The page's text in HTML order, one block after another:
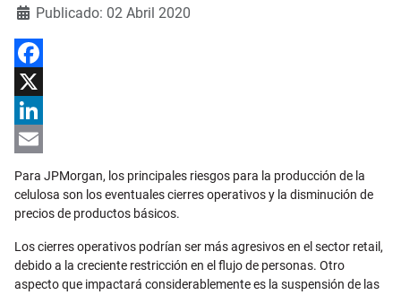
DetallesPublicado: 02 Abril 2020
Facebook
X
LinkedIn
Para JPMorgan, los principales riesgos para la producción de la
celulosa son los eventuales cierres operativos y la disminución de
precios de productos básicos.
Los cierres operativos podrían ser más agresivos en el sector retail,
debido a la creciente restricción en el flujo de personas. Otro
aspecto que impactará considerablemente es la suspensión de las